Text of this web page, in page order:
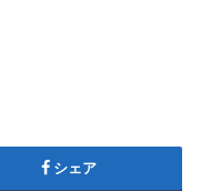
シェア